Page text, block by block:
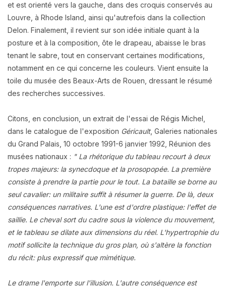
et est orienté vers la gauche, dans des croquis conservés au
Louvre, à Rhode Island, ainsi qu'autrefois dans la collection
Delon. Finalement, il revient sur son idée initiale quant à la
posture et à la composition, ôte le drapeau, abaisse le bras
tenant le sabre, tout en conservant certaines modifications,
notamment en ce qui concerne les couleurs. Vient ensuite la
toile du musée des Beaux-Arts de Rouen, dressant le résumé
des recherches successives.
Citons, en conclusion, un extrait de l'essai de Régis Michel,
dans le catalogue de l'exposition Géricault, Galeries nationales
du Grand Palais, 10 octobre 1991-6 janvier 1992, Réunion des
musées nationaux : " La rhétorique du tableau recourt à deux
tropes majeurs: la synecdoque et la prosopopée. La première
consiste à prendre la partie pour le tout. La bataille se borne au
seul cavalier: un militaire suffit à résumer la guerre. De là, deux
conséquences narratives. L'une est d'ordre plastique: l'effet de
saillie. Le cheval sort du cadre sous la violence du mouvement,
et le tableau se dilate aux dimensions du réel. L'hypertrophie du
motif sollicite la technique du gros plan, où s'altère la fonction
du récit: plus expressif que mimétique.
Le drame l'emporte sur l'illusion. L'autre conséquence est